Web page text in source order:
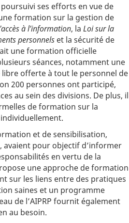
poursuivi ses efforts en vue de
formation sur la gestion de
à l’information, la Loi sur la
personnels et la sécurité de
une formation officielle
séances, notamment une
libre offerte à tout le personnel de
200 personnes ont participé,
au sein des divisions. De plus, il
de formation sur la
et de sensibilisation,
pour objectif d’informer
en vertu de la
une approche de formation
sur les liens entre des pratiques
saines et un programme
de l’AIPRP fournit également
au besoin.